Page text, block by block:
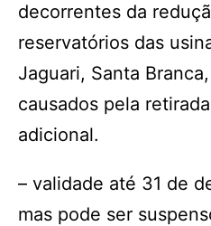
decorrentes da
reservatórios das
Jaguari, Santa
causados pela
adicional.
– validade até 31 de
mas pode ser